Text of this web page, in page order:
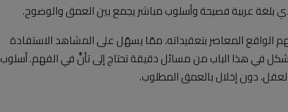
بلغة عربية فصيحة وأسلوب مباشر يجمع بين العمق والوضوح.
الواقع المعاصر بتعقيداته، ممّا يسهّل على المشاهد الاستفادة
يُشكل في هذا الباب من مسائل دقيقة تحتاج إلى تأنٍّ في الفهم. أسلوب
دون إخلال بالعمق المطلوب.